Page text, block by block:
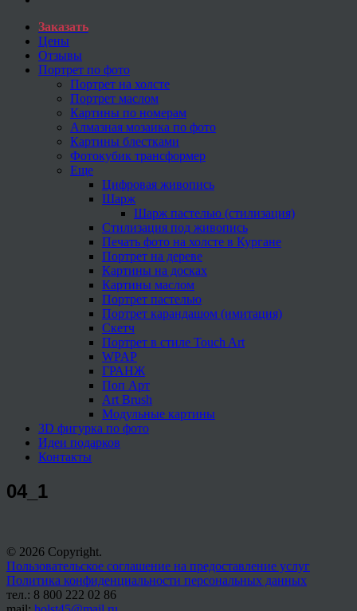
Заказать
Цены
Отзывы
Портрет по фото
Портрет на холсте
Портрет маслом
Картины по номерам
Алмазная мозаика по фото
Картины блестками
Фотокубик трансформер
Еще
Цифровая живопись
Шарж
Шарж пастелью (стилизация)
Стилизация под живопись
Печать фото на холсте в Кургане
Портрет на дереве
Картины на досках
Картины маслом
Портрет пастелью
Портрет карандашом (имитация)
Скетч
Портрет в стиле Touch Art
WPAP
ГРАНЖ
Поп Арт
Art Brush
Модульные картины
3D фигурка по фото
Идеи подарков
Контакты
04_1
© 2026 Copyright.
Пользовательское соглашение на предоставление услуг
Политика конфиденциальности персональных данных
тел.: 8 800 222 02 86